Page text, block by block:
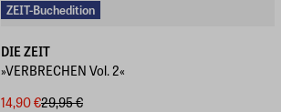
ZEIT-Buchedition
DIE ZEIT
»VERBRECHEN Vol. 2«
14,90 €29,95 €